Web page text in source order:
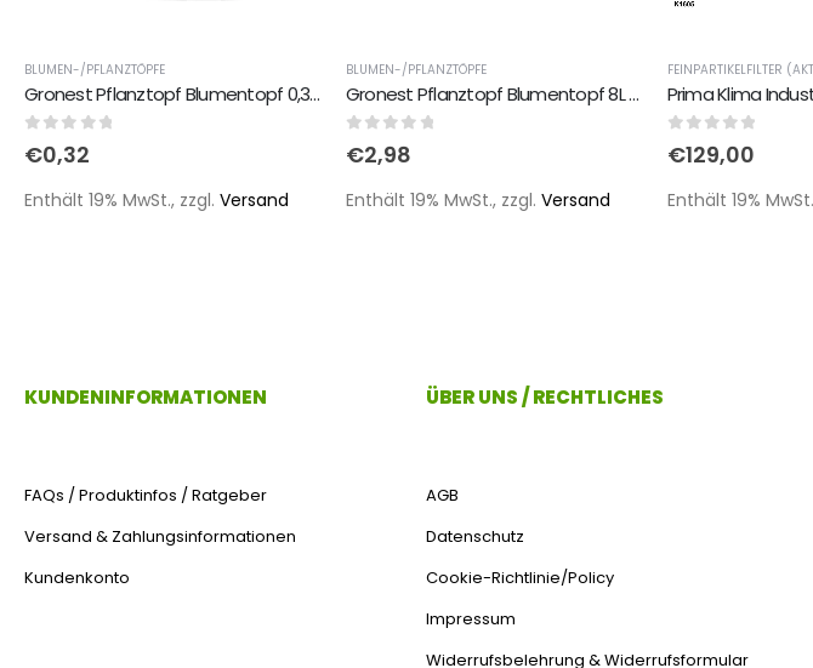
BLUMEN-/PFLANZTÖPFE
Gronest Pflanztopf Blumentopf 0,3L aus Vließstoff recyclingmaterial Anti-Ringwurzel
out of 5
€0,32
Enthält 19% MwSt., zzgl. Versand
BLUMEN-/PFLANZTÖPFE
Gronest Pflanztopf Blumentopf 8L aus Vließstoff recyclingmaterial Anti-Ringwurzel
out of 5
€2,98
Enthält 19% MwSt., zzgl. Versand
FEINPARTIKELFILTER
out of 5
€129,00
Enthält 19%
KUNDENINFORMATIONEN
FAQs / Produktinfos / Ratgeber
Versand & Zahlungsinformationen
Kundenkonto
ÜBER UNS / RECHTLICHES
AGB
Datenschutz
Cookie-Richtlinie/Policy
Impressum
Widerrufsbelehrung & Widerrufsformular